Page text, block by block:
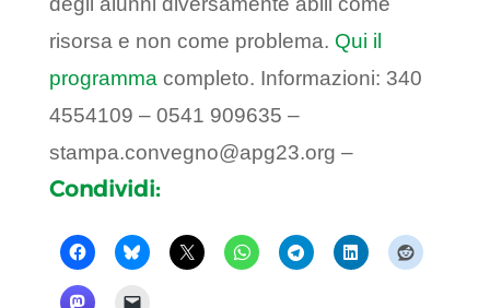
risorsa e non come problema. Qui il
programma completo. Informazioni: 340
4554109 – 0541 909635 –
stampa.convegno@apg23.org –
Condividi: